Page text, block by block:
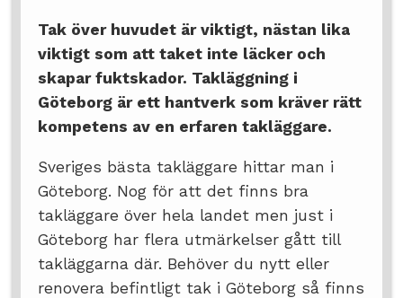
Tak över huvudet är viktigt, nästan lika
viktigt som att taket inte läcker och
skapar fuktskador. Takläggning i
Göteborg är ett hantverk som kräver rätt
kompetens av en erfaren takläggare.
Sveriges bästa takläggare hittar man i
Göteborg. Nog för att det finns bra
takläggare över hela landet men just i
Göteborg har flera utmärkelser gått till
takläggarna där. Behöver du nytt eller
renovera befintligt tak i Göteborg så finns